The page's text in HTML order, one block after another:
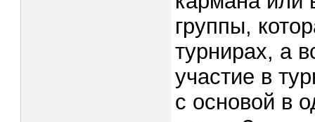
группы,
турнирах, а
участие в
с основой в